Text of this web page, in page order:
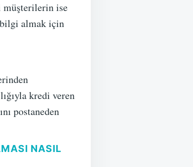
müşterilerin ise
bilgi almak için
kredi veren
postaneden
NASIL